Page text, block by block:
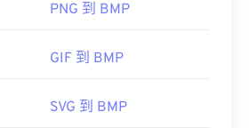
和免費程式GIMP開啟 DIB 檔案。
和 TIF。為此，有許多免費的圖
，例如 XNConvert。
Microsoft Paint
PNG 到 BMP
GIF 到 BMP
SVG 到 BMP